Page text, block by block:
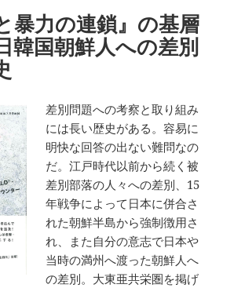
暴力の連鎖』の基層
韓国朝鮮人への差別
差別問題への考察と取り組み
には長い歴史がある。容易に
明快な回答の出ない難問なの
だ。江戸時代以前から続く被
差別部落の人々への差別、15
年戦争によって日本に併合さ
れた朝鮮半島から強制徴用さ
れ、また自分の意志で日本や
当時の満州へ渡った朝鮮人へ
の差別。大東亜共栄圏を掲げ